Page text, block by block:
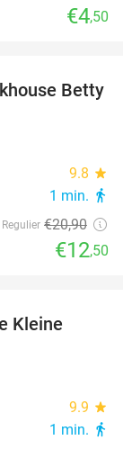
€4,50
40%
Betty
9.8 star
1 min. directions_walk
Regulier €20,90
€12,50
Kleine
9.9 star
1 min. directions_walk